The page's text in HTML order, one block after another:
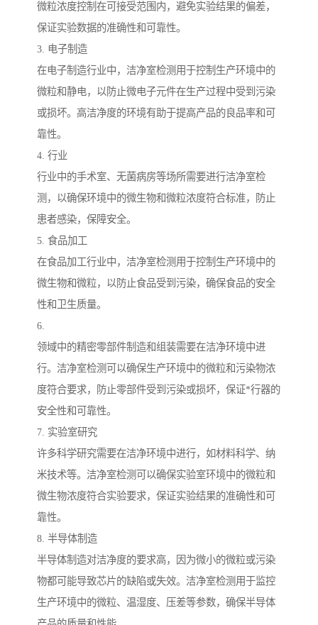
微粒浓度控制在可接受范围内，避免实验结果的偏差，
保证实验数据的准确性和可靠性。
3. 电子制造
在电子制造行业中，洁净室检测用于控制生产环境中的
微粒和静电，以防止微电子元件在生产过程中受到污染
或损坏。高洁净度的环境有助于提高产品的良品率和可
靠性。
4. 行业
行业中的手术室、无菌病房等场所需要进行洁净室检
测，以确保环境中的微生物和微粒浓度符合标准，防止
患者感染，保障安全。
5. 食品加工
在食品加工行业中，洁净室检测用于控制生产环境中的
微生物和微粒，以防止食品受到污染，确保食品的安全
性和卫生质量。
6.
领域中的精密零部件制造和组装需要在洁净环境中进
行。洁净室检测可以确保生产环境中的微粒和污染物浓
度符合要求，防止零部件受到污染或损坏，保证*行器的
安全性和可靠性。
7. 实验室研究
许多科学研究需要在洁净环境中进行，如材料科学、纳
米技术等。洁净室检测可以确保实验室环境中的微粒和
微生物浓度符合实验要求，保证实验结果的准确性和可
靠性。
8. 半导体制造
半导体制造对洁净度的要求高，因为微小的微粒或污染
物都可能导致芯片的缺陷或失效。洁净室检测用于监控
生产环境中的微粒、温湿度、压差等参数，确保半导体